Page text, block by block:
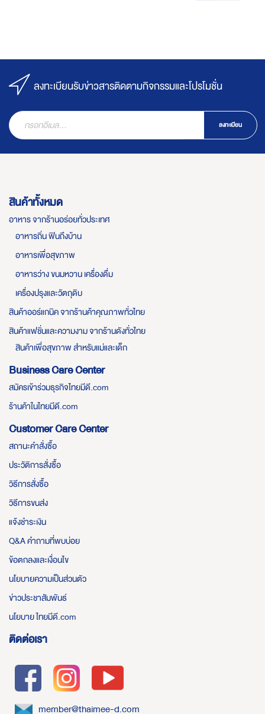
ลงทะเบียนรับข่าวสารติดตามกิจกรรมและโปรโมชั่น
ลงทะเบียน
สินค้าทั้งหมด
อาหาร จากร้านอร่อยทั่วประเทศ
อาหารถิ่น ฟินถึงบ้าน
อาหารเพื่อสุขภาพ
อาหารว่าง ขนมหวาน เครื่องดื่ม
เครื่องปรุงและวัตถุดิบ
สินค้าออร์แกนิค จากร้านค้าคุณภาพทั่วไทย
สินค้าแฟชั่นและความงาม จากร้านดังทั่วไทย
สินค้าเพื่อสุขภาพ สำหรับแม่และเด็ก
Business Care Center
สมัครเข้าร่วมธุรกิจไทยมีดี.com
ร้านค้าในไทยมีดี.com
Customer Care Center
สถานะคำสั่งซื้อ
ประวัติการสั่งซื้อ
วิธีการสั่งซื้อ
วิธีการขนส่ง
แจ้งชำระเงิน
Q&A คำถามที่พบบ่อย
ข้อตกลงและเงื่อนไข
นโยบายความเป็นส่วนตัว
ข่าวประชาสัมพันธ์
นโยบาย ไทยมีดี.com
ติดต่อเรา
member@thaimee-d.com